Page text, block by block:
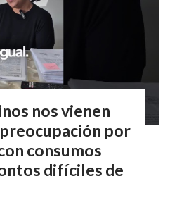
nos vienen
por
consumos
difíciles de